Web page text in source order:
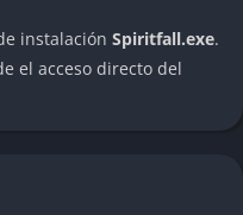
espiritual y color
de los puntos más
instalación Spiritfall.exe.
el acceso directo del